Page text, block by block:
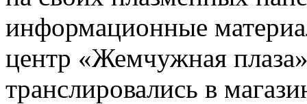
информационные
центр «Жемчужная
транслировались в